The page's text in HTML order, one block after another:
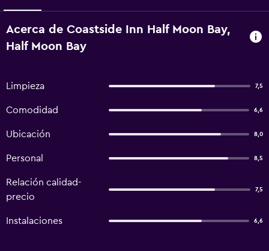
Acerca de Coastside Inn Half Moon Bay,
Half Moon Bay
Limpieza 7,5
Comodidad 6,6
Ubicación 8,0
Personal 8,5
Relación calidad-
precio
7,5
Instalaciones 6,6